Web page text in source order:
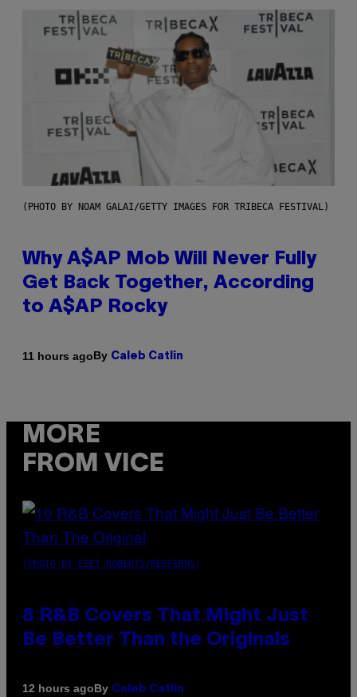
(PHOTO BY NOAM GALAI/GETTY IMAGES FOR TRIBECA FESTIVAL)
Why A$AP Mob Will Never Fully
Get Back Together, According
to A$AP Rocky
11 hours agoBy Caleb Catlin
MORE
FROM VICE
(PHOTO BY EBET ROBERTS/REDFERNS)
8 R&B Covers That Might Just
Be Better Than the Originals
12 hours agoBy Caleb Catlin